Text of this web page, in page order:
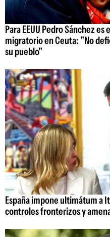
Para EEUU Pedro Sánchez
migratorio en Ceuta: "No
su pueblo"
España impone ultimátum a
controles fronterizos y